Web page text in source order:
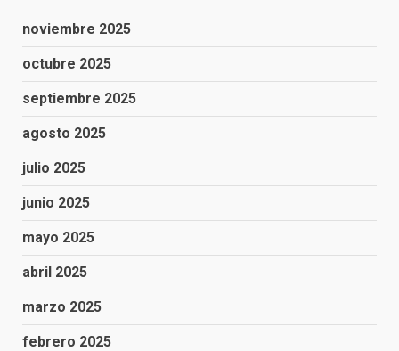
noviembre 2025
octubre 2025
septiembre 2025
agosto 2025
julio 2025
junio 2025
mayo 2025
abril 2025
marzo 2025
febrero 2025